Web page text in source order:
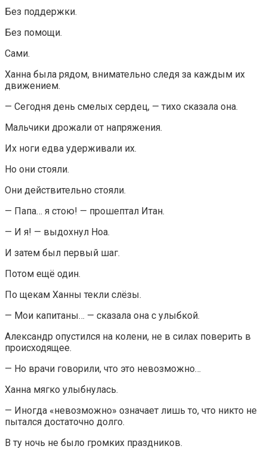
Без поддержки.
Без помощи.
Сами.
Ханна была рядом, внимательно следя за каждым их
движением.
— Сегодня день смелых сердец, — тихо сказала она.
Мальчики дрожали от напряжения.
Их ноги едва удерживали их.
Но они стояли.
Они действительно стояли.
— Папа… я стою! — прошептал Итан.
— И я! — выдохнул Ноа.
И затем был первый шаг.
Потом ещё один.
По щекам Ханны текли слёзы.
— Мои капитаны… — сказала она с улыбкой.
Александр опустился на колени, не в силах поверить в
происходящее.
— Но врачи говорили, что это невозможно…
Ханна мягко улыбнулась.
— Иногда «невозможно» означает лишь то, что никто не
пытался достаточно долго.
В ту ночь не было громких праздников.